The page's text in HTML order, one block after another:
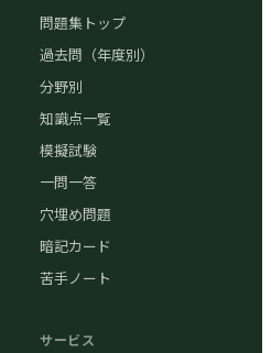
問題集トップ
過去問（年度別）
分野別
知識点一覧
模擬試験
一問一答
穴埋め問題
暗記カード
苦手ノート
サービス